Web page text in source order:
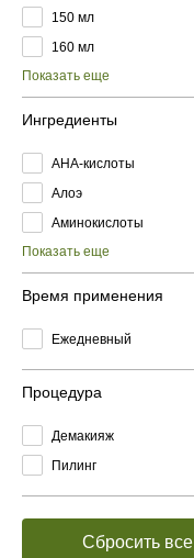
150 мл
160 мл
Показать еще
Ингредиенты
AHA-кислоты
Алоэ
Аминокислоты
Показать еще
Время применения
Ежедневный
Процедура
Демакияж
Пилинг
Сбросить все